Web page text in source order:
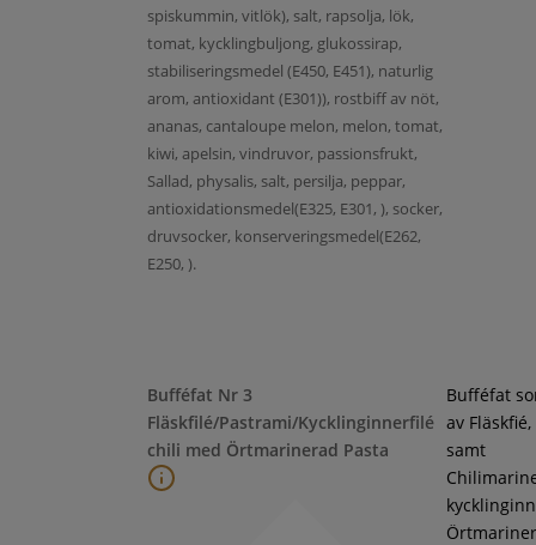
spiskummin, vitlök), salt, rapsolja, lök,
tomat, kycklingbuljong, glukossirap,
stabiliseringsmedel (E450, E451), naturlig
arom, antioxidant (E301)), rostbiff av nöt,
ananas, cantaloupe melon, melon, tomat,
kiwi, apelsin, vindruvor, passionsfrukt,
Sallad, physalis, salt, persilja, peppar,
antioxidationsmedel(E325, E301, ), socker,
druvsocker, konserveringsmedel(E262,
E250, ).
Bufféfat Nr 3
Fläskfilé/Pastrami/Kycklinginnerfilé
chili med Örtmarinerad Pasta
Bufféfat
av
samt